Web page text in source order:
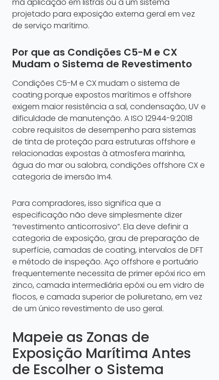
má aplicação em listras ou a um sistema
projetado para exposição externa geral em vez
de serviço marítimo.
Por que as Condições C5-M e CX
Mudam o Sistema de Revestimento
Condições C5-M e CX mudam o sistema de
coating porque expostos marítimos e offshore
exigem maior resistência a sal, condensação, UV e
dificuldade de manutenção. A ISO 12944-9:2018
cobre requisitos de desempenho para sistemas
de tinta de proteção para estruturas offshore e
relacionadas expostas à atmosfera marinha,
água do mar ou salobra, condições offshore CX e
categoria de imersão Im4.
Para compradores, isso significa que a
especificação não deve simplesmente dizer
“revestimento anticorrosivo”. Ela deve definir a
categoria de exposição, grau de preparação de
superfície, camadas de coating, intervalos de DFT
e método de inspeção. Aço offshore e portuário
frequentemente necessita de primer epóxi rico em
zinco, camada intermediária epóxi ou em vidro de
flocos, e camada superior de poliuretano, em vez
de um único revestimento de uso geral.
Mapeie as Zonas de
Exposição Marítima Antes
de Escolher o Sistema